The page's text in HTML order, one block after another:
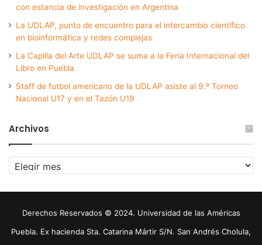
con estancia de investigación en Argentina
La UDLAP, punto de encuentro para el intercambio científico
en bioinformática y redes complejas
La Capilla del Arte UDLAP se suma a la Feria Internacional del
Libro en Puebla
Staff de futbol americano de la UDLAP asiste al 9.º Torneo
Nacional U17 y en el Tazón U19
Archivos
Archivos
Derechos Reservados © 2024. Universidad de las Américas
Puebla. Ex hacienda Sta. Catarina Mártir S/N. San Andrés Cholula,